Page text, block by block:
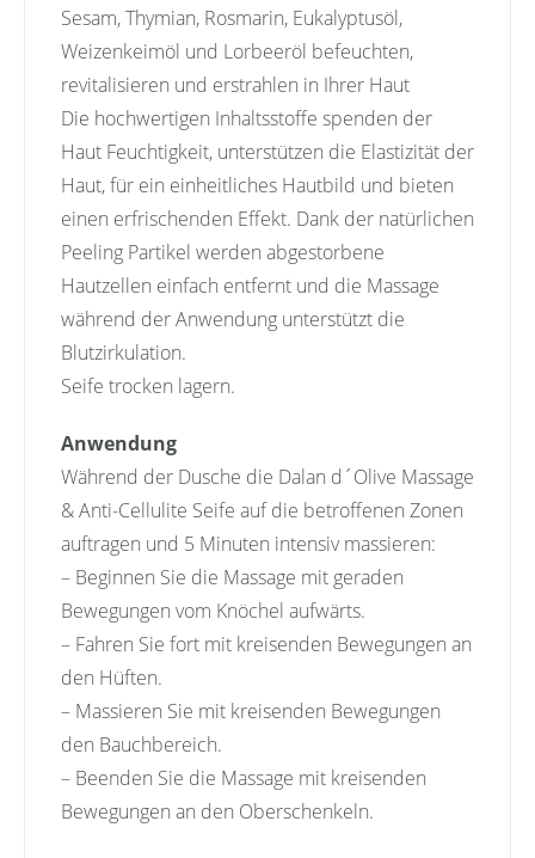
Sesam, Thymian, Rosmarin, Eukalyptusöl,
Weizenkeimöl und Lorbeeröl befeuchten,
revitalisieren und erstrahlen in Ihrer Haut
Die hochwertigen Inhaltsstoffe spenden der
Haut Feuchtigkeit, unterstützen die Elastizität der
Haut, für ein einheitliches Hautbild und bieten
einen erfrischenden Effekt. Dank der natürlichen
Peeling Partikel werden abgestorbene
Hautzellen einfach entfernt und die Massage
während der Anwendung unterstützt die
Blutzirkulation.
Seife trocken lagern.
Anwendung
Während der Dusche die Dalan d´Olive Massage
& Anti-Cellulite Seife auf die betroffenen Zonen
auftragen und 5 Minuten intensiv massieren:
– Beginnen Sie die Massage mit geraden
Bewegungen vom Knöchel aufwärts.
– Fahren Sie fort mit kreisenden Bewegungen an
den Hüften.
– Massieren Sie mit kreisenden Bewegungen
den Bauchbereich.
– Beenden Sie die Massage mit kreisenden
Bewegungen an den Oberschenkeln.